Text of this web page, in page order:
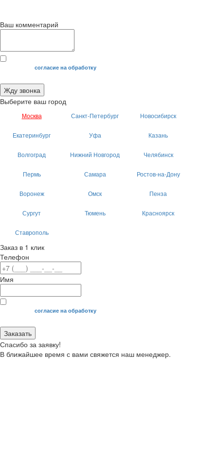
Ваш комментарий
Я даю своесогласие на обработку
Жду звонка
Выберите ваш город
Москва Санкт-Петербург Новосибирск
Екатеринбург Уфа Казань
Волгоград Нижний Новгород Челябинск
Пермь Самара Ростов-на-Дону
Воронеж Омск Пенза
Сургут Тюмень Красноярск
Ставрополь
Заказ в 1 клик
Телефон
Имя
Я даю своесогласие на обработку
Заказать
Спасибо за заявку!
В ближайшее время с вами свяжется наш менеджер.